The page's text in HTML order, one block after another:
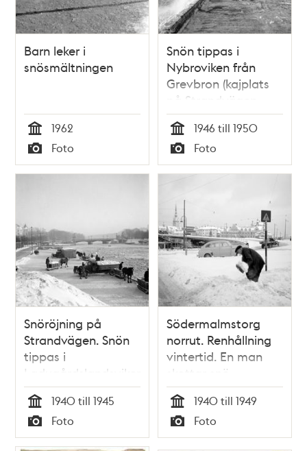
Barn leker i
snösmältningen
Tid
1962
Typ
Foto
Snön tippas i
Nybroviken från
Grevbron (kajplats
på Strandvägen
mittför Grevgatan)
Tid
1946 till 1950
Typ
Foto
Snöröjning på
Strandvägen. Snön
tippas i
Ladugårdslandsviken
från kajkanten.
Djurgårdsbron i
fonden
Tid
1940 till 1945
Typ
Foto
Södermalmstorg
norrut. Renhållning
vintertid. En man
skottar snö
Tid
1940 till 1949
Typ
Foto